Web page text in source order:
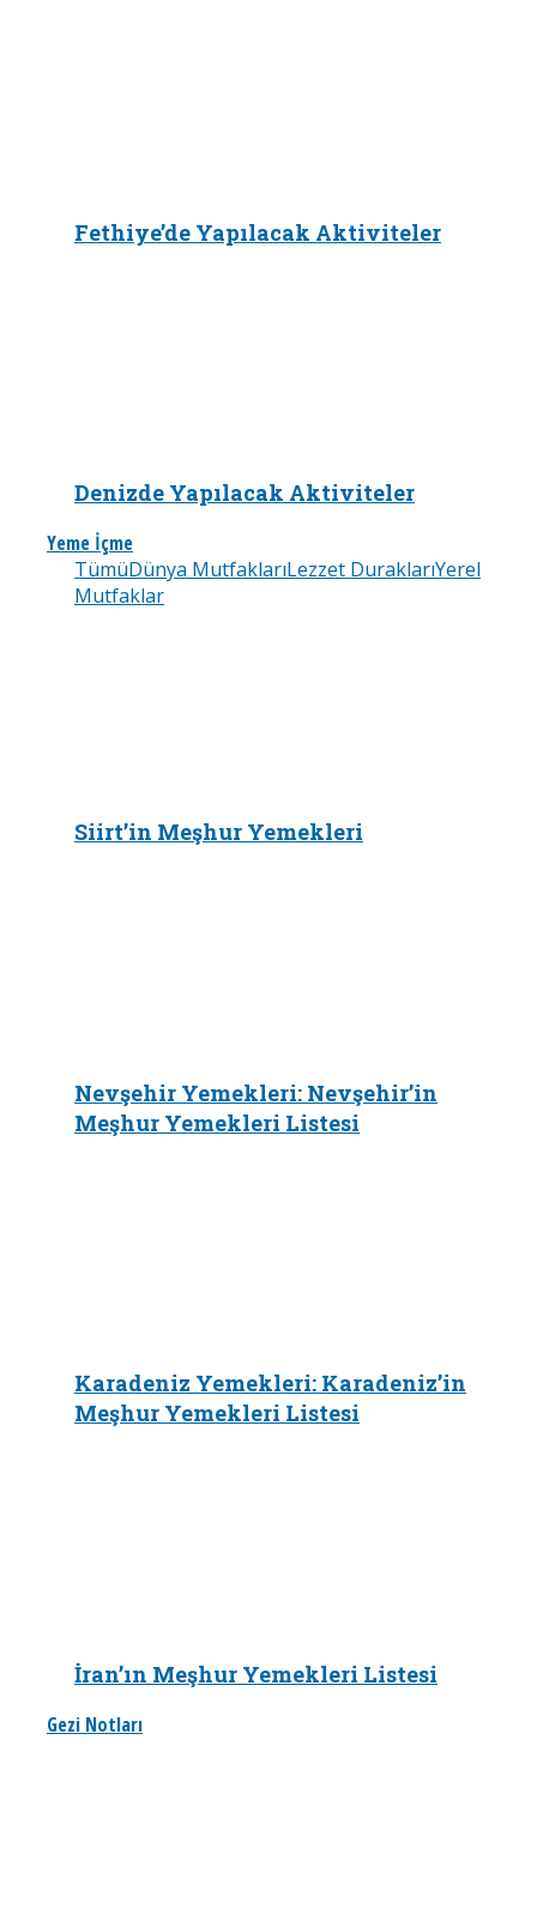
Fethiye’de Yapılacak Aktiviteler
Denizde Yapılacak Aktiviteler
Yeme İçme
TümüDünya MutfaklarıLezzet DuraklarıYerel
Mutfaklar
Siirt’in Meşhur Yemekleri
Nevşehir Yemekleri: Nevşehir’in
Meşhur Yemekleri Listesi
Karadeniz Yemekleri: Karadeniz’in
Meşhur Yemekleri Listesi
İran’ın Meşhur Yemekleri Listesi
Gezi Notları